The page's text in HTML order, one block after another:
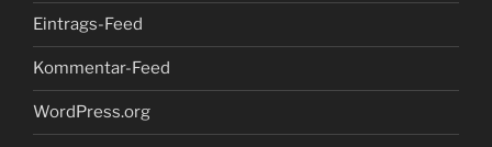
Eintrags-Feed
Kommentar-Feed
WordPress.org